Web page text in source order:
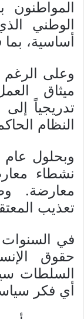
المواطنون
الوطني
أساسية،
وعلى
ميثاق
تدريجياً
النظام
نشطاء
معارضة.
تعذيب
في
حقوق
السلطات
أي فكر